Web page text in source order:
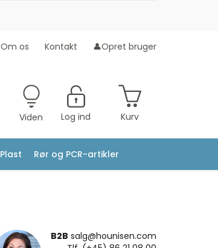
Om os Kontakt 👤Opret bruger
Viden Log ind Kurv
Plast Rør og PCR-artikler
B2B salg@hounisen.com